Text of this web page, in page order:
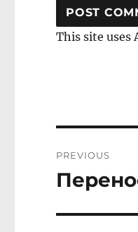
This site uses
PREVIOUS
Previous